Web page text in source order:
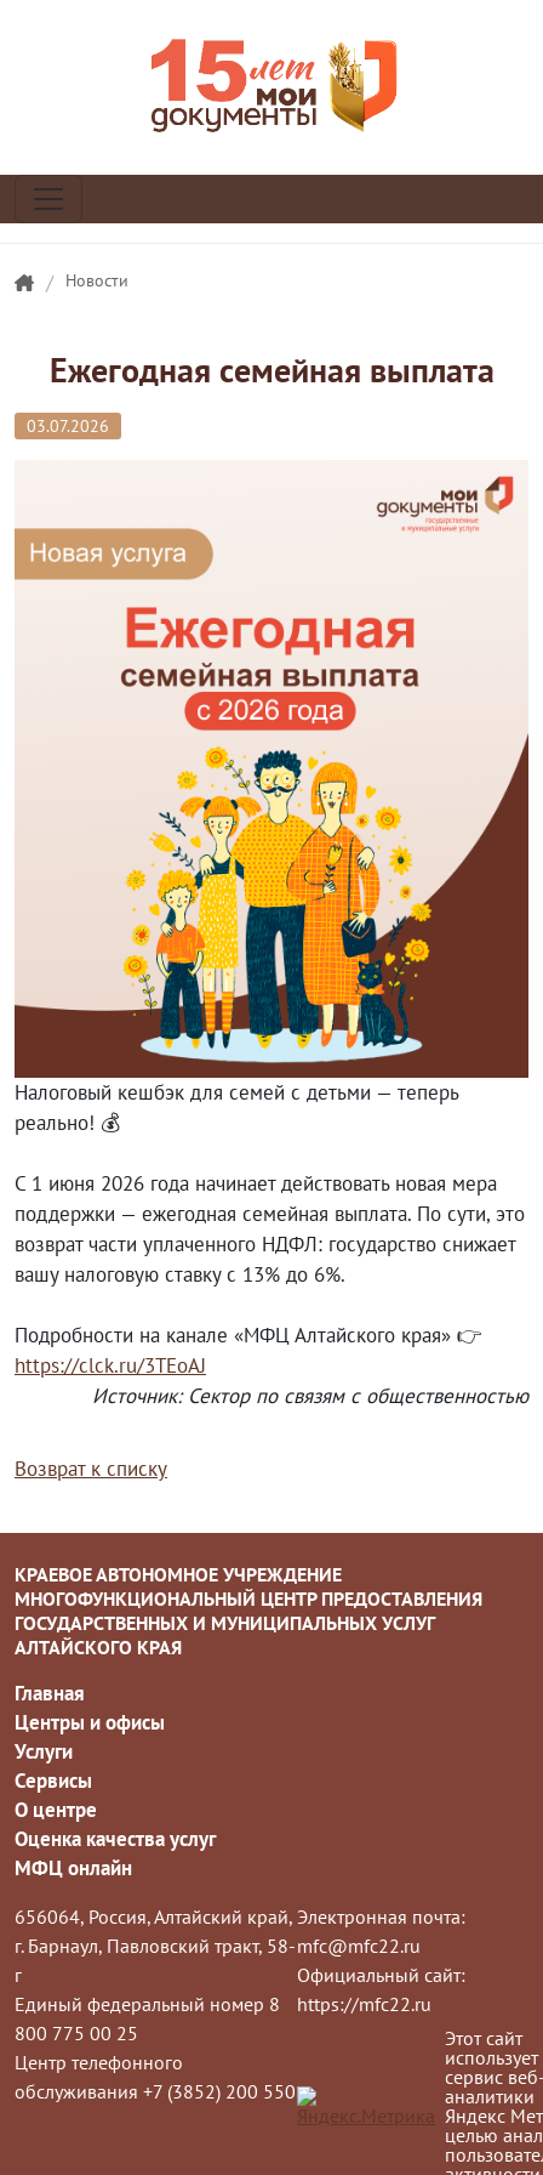
/ Новости
Ежегодная семейная выплата
03.07.2026
Налоговый кешбэк для семей с детьми — теперь
реально! 💰
С 1 июня 2026 года начинает действовать новая мера
поддержки — ежегодная семейная выплата. По сути, это
возврат части уплаченного НДФЛ: государство снижает
вашу налоговую ставку с 13% до 6%.
Подробности на канале «МФЦ Алтайского края» 👉
https://clck.ru/3TEoAJ
Источник: Сектор по связям с общественностью
Возврат к списку
КРАЕВОЕ АВТОНОМНОЕ УЧРЕЖДЕНИЕ
МНОГОФУНКЦИОНАЛЬНЫЙ ЦЕНТР ПРЕДОСТАВЛЕНИЯ
ГОСУДАРСТВЕННЫХ И МУНИЦИПАЛЬНЫХ УСЛУГ
АЛТАЙСКОГО КРАЯ
Главная
Центры и офисы
Услуги
Сервисы
О центре
Оценка качества услуг
МФЦ онлайн
656064, Россия, Алтайский край,
г. Барнаул, Павловский тракт, 58-
г
Единый федеральный номер 8
800 775 00 25
Центр телефонного
обслуживания +7 (3852) 200 550
Электронная почта:
mfc@mfc22.ru
Официальный сайт:
https://mfc22.ru
Этот сайт
использует
сервис
аналитики
Яндекс
целью